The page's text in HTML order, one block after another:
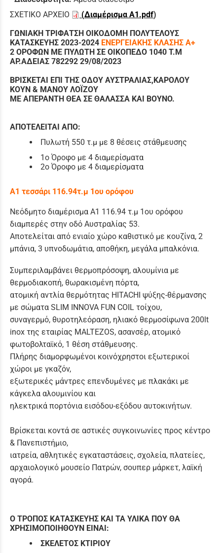
ΣΧΕΤΙΚΟ ΑΡΧΕΙΟ
(Διαμέρισμα Α1.pdf)
ΓΩΝΙΑΚΗ ΤΡΙΦΑΤΣΗ ΟΙΚΟΔΟΜΗ ΠΟΛΥΤΕΛΟΥΣ
ΚΑΤΑΣΚΕΥΗΣ 2023-2024 ΕΝΕΡΓΕΙΑΚΗΣ ΚΛΑΣΗΣ Α+
2 ΟΡΟΦΩΝ ΜΕ ΠΥΛΩΤΗ ΣΕ ΟΙΚΟΠΕΔΟ 1040 Τ.Μ
ΑΡ.ΑΔΕΙΑΣ 782292 29/08/2023
ΒΡΙΣΚΕΤΑΙ ΕΠΙ ΤΗΣ ΟΔΟΥ ΑΥΣΤΡΑΛΙΑΣ,ΚΑΡΟΛΟΥ
ΚΟΥΝ & ΜΑΝΟΥ ΛΟΪΖΟΥ
ΜΕ ΑΠΕΡΑΝΤΗ ΘΕΑ ΣΕ ΘΑΛΑΣΣΑ ΚΑΙ ΒΟΥΝΟ.
ΑΠΟΤΕΛΕΙΤΑΙ ΑΠΟ:
Πυλωτή 550 τ.μ με 8 θέσεις στάθμευσης
1ο Όροφο με 4 διαμερίσματα
2ο Όροφο με 4 διαμερίσματα
Α1 τεσσάρι 116.94τ.μ 1ου ορόφου
Νεόδμητο διαμέρισμα Α1 116.94 τ.μ 1ου ορόφου
διαμπερές στην οδό Αυστραλίας 53.
Αποτελείται από ενιαίο χώρο καθιστικό με κουζίνα, 2
μπάνια, 3 υπνοδωμάτια, αποθήκη, μεγάλα μπαλκόνια.
Συμπεριλαμβάνει θερμοπρόσοψη, αλουμίνια με
θερμοδιακοπή, θωρακισμένη πόρτα,
ατομική αντλία θερμότητας HITACHI ψύξης-θέρμανσης
με σώματα SLIM INNOVA FUN COIL τοίχου,
συναγερμό, θυροτηλεόραση, ηλιακό θερμοσίφωνα 200lt
inox της εταιρίας MALTEZOS, ασανσέρ, ατομικό
φωτοβολταϊκό, 1 θέση στάθμευσης.
Πλήρης διαμορφωμένοι κοινόχρηστοι εξωτερικοί
χώροι με γκαζόν,
εξωτερικές μάντρες επενδυμένες με πλακάκι με
κάγκελα αλουμινίου και
ηλεκτρικά πορτόνια εισόδου-εξόδου αυτοκινήτων.
Βρίσκεται κοντά σε αστικές συγκοινωνίες προς κέντρο
& Πανεπιστήμιο,
ιατρεία, αθλητικές εγκαταστάσεις, σχολεία, πλατείες,
αρχαιολογικό μουσείο Πατρών, σουπερ μάρκετ, λαϊκή
αγορά.
Ο ΤΡΟΠΟΣ ΚΑΤΑΣΚΕΥΗΣ ΚΑΙ ΤΑ ΥΛΙΚΑ ΠΟΥ ΘΑ
ΧΡΗΣΙΜΟΠΟΙΗΘΟΥΝ ΕΙΝΑΙ:
ΣΚΕΛΕΤΟΣ ΚΤΙΡΙΟΥ